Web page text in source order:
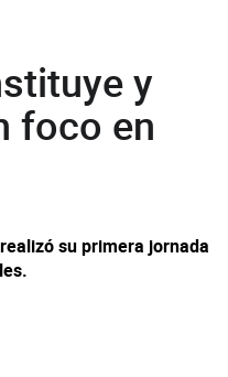
y
foco en
su primera jornada